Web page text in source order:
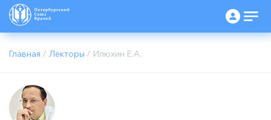
Главная / Лекторы / Илюхин Е.А.